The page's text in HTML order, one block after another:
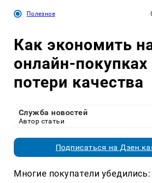
Полезное
Как экономить
онлайн-покупках
потери качества
Служба новостей
Автор статьи
Подписаться на
Многие покупатели